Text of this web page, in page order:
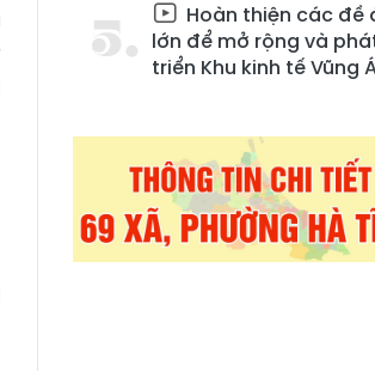
Hoàn thiện các đề
lớn để mở rộng và
triển Khu kinh tế Vũng